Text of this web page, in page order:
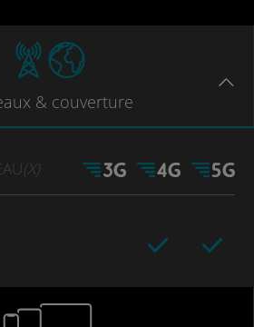
& couverture
(X)